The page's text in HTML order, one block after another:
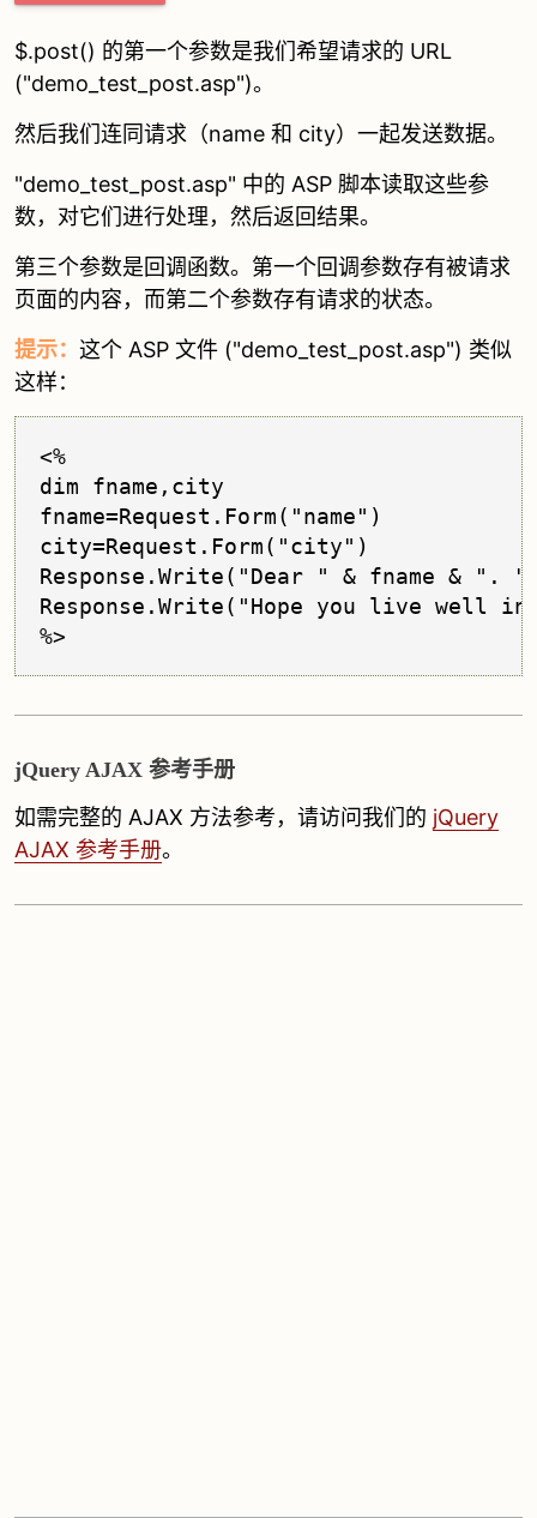
$.post() 的第一个参数是我们希望请求的 URL
("demo_test_post.asp")。
然后我们连同请求（name 和 city）一起发送数据。
"demo_test_post.asp" 中的 ASP 脚本读取这些参
数，对它们进行处理，然后返回结果。
第三个参数是回调函数。第一个回调参数存有被请求
页面的内容，而第二个参数存有请求的状态。
提示： 这个 ASP 文件 ("demo_test_post.asp") 类似
这样：
<%
dim fname,city
fname=Request.Form("name")
city=Request.Form("city")
Response.Write("Dear " & fname & ".
Response.Write("Hope you live well
jQuery AJAX 参考手册
如需完整的 AJAX 方法参考，请访问我们的 jQuery
AJAX 参考手册。